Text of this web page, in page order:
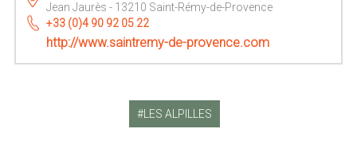
Jean Jaurès - 13210 Saint-Rémy-de-Provence
+33 (0)4 90 92 05 22
http://www.saintremy-de-provence.com
LES ALPILLES